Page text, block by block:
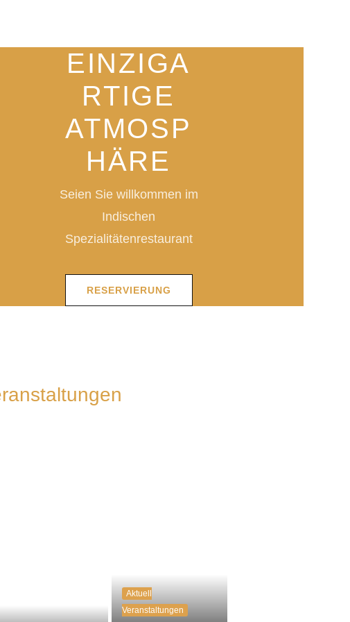
EINZIGA
RTIGE
ATMOSP
HÄRE
Seien Sie willkommen im
Indischen
Spezialitätenrestaurant
RESERVIERUNG
Aktuell
Veranstaltungen